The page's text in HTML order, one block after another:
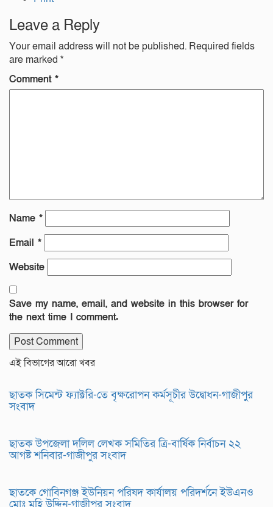
Leave a Reply
Your email address will not be published. Required fields
are marked *
Comment *
Name *
Email *
Website
Save my name, email, and website in this browser for
the next time I comment.
এই বিভাগের আরো খবর
ছাতক সিমেন্ট ফ্যাক্টরি-তে বৃক্ষরোপন কর্মসূচীর উদ্বোধন-গাজীপুর
সংবাদ
ছাতক উপজেলা দলিল লেখক সমিতির ত্রি-বার্ষিক নির্বাচন ২২
আগষ্ট শনিবার-গাজীপুর সংবাদ
ছাতকে গোবিনগঞ্জ ইউনিয়ন পরিষদ কার্যালয় পরিদর্শনে ইউএনও